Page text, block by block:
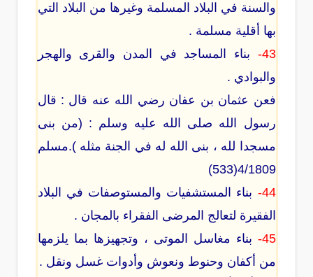
والسنة في البلاد المسلمة وغيرها من البلاد التي
بها أقلية مسلمة .
43-
بناء المساجد في المدن والقرى والهجر
والبوادي .
فعن عثمان بن عفان رضي الله عنه قال : قال
رسول الله صلى الله عليه وسلم : (من بنى
مسجدا لله ، بنى الله له في الجنة مثله ).مسلم
4/1809(533)
44-
بناء المستشفيات والمستوصفات في البلاد
الفقيرة لتعالج المرضى الفقراء بالمجان .
45-
بناء مغاسل الموتى ، وتجهيزها بما يلزمها
من أكفان وحنوط ونعوش وأدوات غسل ونقل .